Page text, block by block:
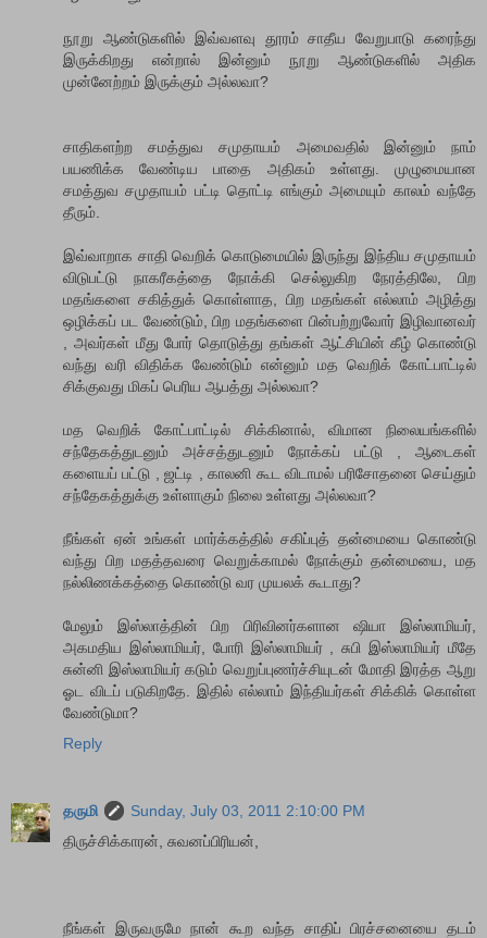
நூறு ஆண்டுகளில் இவ்வளவு தூரம் சாதீய வேறுபாடு கரைந்து
இருக்கிறது என்றால் இன்னும் நூறு ஆண்டுகளில் அதிக
முன்னேற்றம் இருக்கும் அல்லவா?
சாதிகளற்ற சமத்துவ சமுதாயம் அமைவதில் இன்னும் நாம்
பயணிக்க வேண்டிய பாதை அதிகம் உள்ளது. முழுமையான
சமத்துவ சமுதாயம் பட்டி தொட்டி எங்கும் அமையும் காலம் வந்தே
தீரும்.
இவ்வாறாக சாதி வெறிக் கொடுமையில் இருந்து இந்திய சமுதாயம்
விடுபட்டு நாகரீகத்தை நோக்கி செல்லுகிற நேரத்திலே, பிற
மதங்களை சகித்துக் கொள்ளாத, பிற மதங்கள் எல்லாம் அழித்து
ஒழிக்கப் பட வேண்டும், பிற மதங்களை பின்பற்றுவோர் இழிவானவர்
, அவர்கள் மீது போர் தொடுத்து தங்கள் ஆட்சியின் கீழ் கொண்டு
வந்து வரி விதிக்க வேண்டும் என்னும் மத வெறிக் கோட்பாட்டில்
சிக்குவது மிகப் பெரிய ஆபத்து அல்லவா?
மத வெறிக் கோட்பாட்டில் சிக்கினால், விமான நிலையங்களில்
சந்தேகத்துடனும் அச்சத்துடனும் நோக்கப் பட்டு , ஆடைகள்
களையப் பட்டு , ஜட்டி , காலனி கூட விடாமல் பரிசோதனை செய்தும்
சந்தேகத்துக்கு உள்ளாகும் நிலை உள்ளது அல்லவா?
நீங்கள் ஏன் உங்கள் மார்க்கத்தில் சகிப்புத் தன்மையை கொண்டு
வந்து பிற மதத்தவரை வெறுக்காமல் நோக்கும் தன்மையை, மத
நல்லிணக்கத்தை கொண்டு வர முயலக் கூடாது?
மேலும் இஸ்லாத்தின் பிற பிரிவினர்களான ஷியா இஸ்லாமியர்,
அகமதிய இஸ்லாமியர், போரி இஸ்லாமியர் , சுபி இஸ்லாமியர் மீதே
சுன்னி இஸ்லாமியர் கடும் வெறுப்புணர்ச்சியுடன் மோதி இரத்த ஆறு
ஓட விடப் படுகிறதே. இதில் எல்லாம் இந்தியர்கள் சிக்கிக் கொள்ள
வேண்டுமா?
Reply
தருமி
Sunday, July 03, 2011 2:10:00 PM
திருச்சிக்காரன், சுவனப்பிரியன்,
நீங்கள் இருவருமே நான் கூற வந்த சாதிப் பிரச்சனையை தடம்